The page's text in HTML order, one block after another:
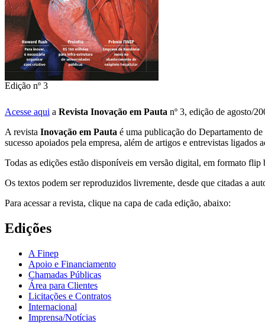
Edição nº 3
Acesse aqui a Revista Inovação em Pauta nº 3, edição de agosto/
A revista Inovação em Pauta é uma publicação do Departamento
sucesso apoiados pela empresa, além de artigos e entrevistas ligados
Todas as edições estão disponíveis em versão digital, em formato flip
Os textos podem ser reproduzidos livremente, desde que citadas a
Para acessar a revista, clique na capa de cada edição, abaixo:
Edições
A Finep
Apoio e Financiamento
Chamadas Públicas
Área para Clientes
Licitações e Contratos
Internacional
Imprensa/Notícias